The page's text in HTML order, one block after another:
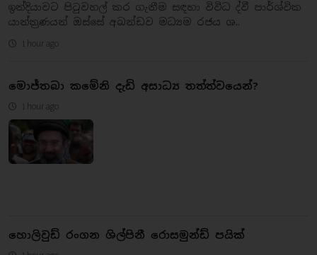
ඉන්දියාවට පිටුවහල් කර ගැනීම සඳහා විවිධ ද්වී පාර්ශ්වික
යාන්ත්‍රණයන් ඔස්සේ අඛන්ඩව මධ්‍යම රජය ශ..
1 hour ago
මොජ්තබා කමේනි දැඩි අසාධ්‍ය තත්ත්වයෙන්?
1 hour ago
හොලිවුඩ් රංගන ශිල්පිනී රොසමුන්ඩ් පයික්